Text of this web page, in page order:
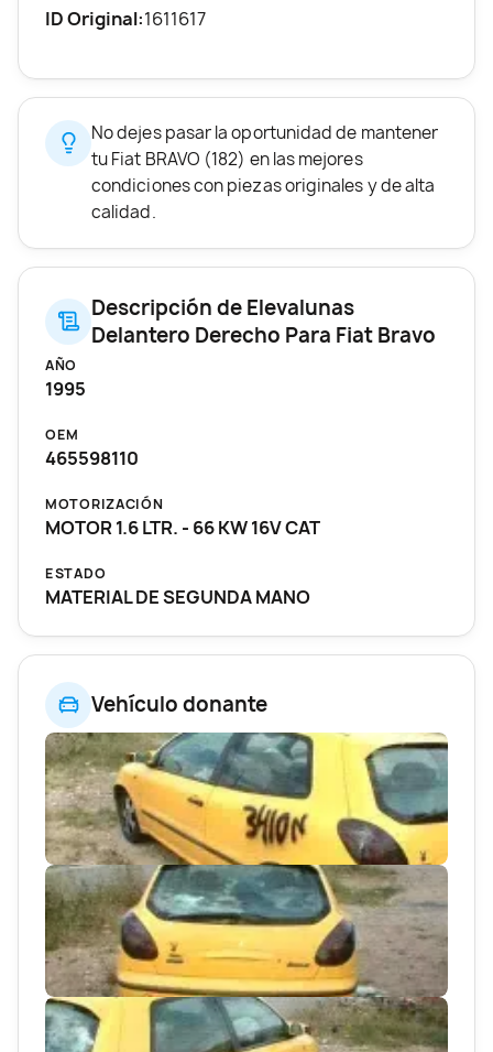
Vehículo donante
ID Original:1611617
No dejes pasar la oportunidad de mantener
tu Fiat BRAVO (182) en las mejores
condiciones con piezas originales y de alta
calidad.
Descripción de Elevalunas
Delantero Derecho Para Fiat Bravo
AÑO
1995
OEM
465598110
MOTORIZACIÓN
MOTOR 1.6 LTR. - 66 KW 16V CAT
ESTADO
MATERIAL DE SEGUNDA MANO